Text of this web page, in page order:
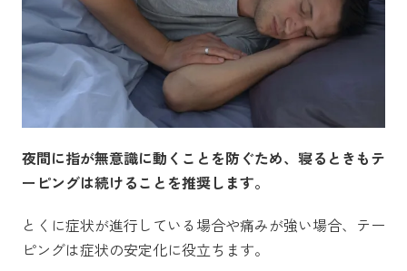
夜間に指が無意識に動くことを防ぐため、寝るときもテ
ーピングは続けることを推奨します。
とくに症状が進行している場合や痛みが強い場合、テー
ピングは症状の安定化に役立ちます。